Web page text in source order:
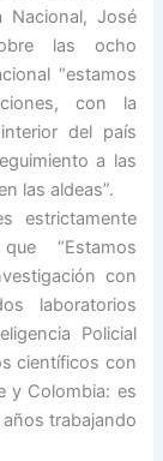
Nacional, José
las ocho
“estamos
con la
del país
a las
las aldeas”.
estrictamente
que “Estamos
con
laboratorios
Policial
científicos con
y Colombia: es
trabajando